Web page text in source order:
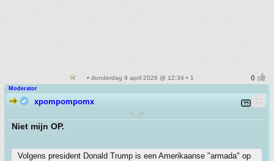
• donderdag 9 april 2026 @ 12:34 • 1
Moderator
xpompompomx
^(;,;)^
Niet mijn OP.
Volgens president Donald Trump is een Amerikaanse "armada" op